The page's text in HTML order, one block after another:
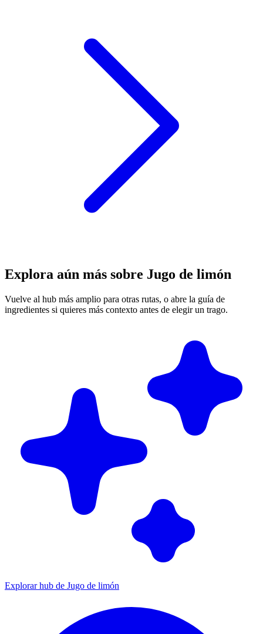
Explora aún más sobre Jugo de limón
Vuelve al hub más amplio para otras rutas, o abre la guía de
ingredientes si quieres más contexto antes de elegir un trago.
Explorar hub de Jugo de limón